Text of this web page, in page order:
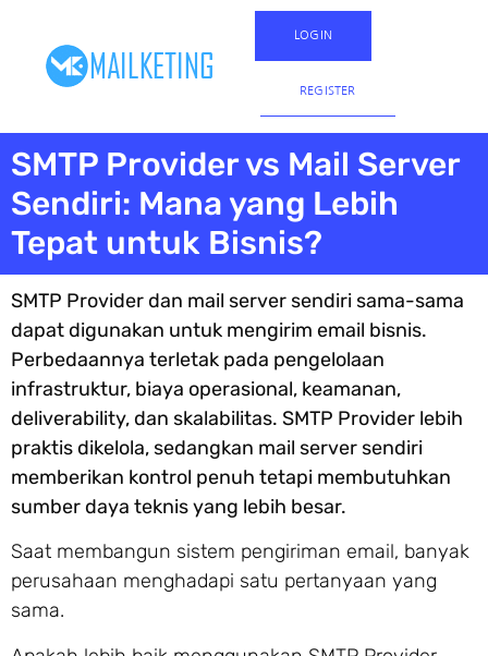
LOGIN
REGISTER
SMTP Provider vs Mail Server
Sendiri: Mana yang Lebih
Tepat untuk Bisnis?
SMTP Provider dan mail server sendiri sama-sama
dapat digunakan untuk mengirim email bisnis.
Perbedaannya terletak pada pengelolaan
infrastruktur, biaya operasional, keamanan,
deliverability, dan skalabilitas. SMTP Provider lebih
praktis dikelola, sedangkan mail server sendiri
memberikan kontrol penuh tetapi membutuhkan
sumber daya teknis yang lebih besar.
Saat membangun sistem pengiriman email, banyak
perusahaan menghadapi satu pertanyaan yang
sama.